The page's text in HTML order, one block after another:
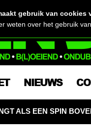
NIEUWS
NUTRIENT
gebruik van cookies
weten over het gebruik